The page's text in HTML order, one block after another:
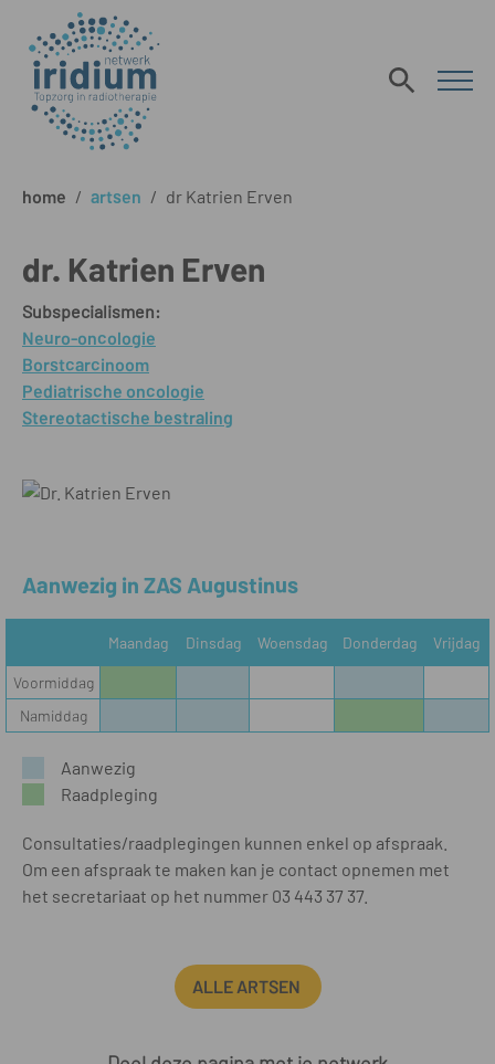
home / artsen / dr Katrien Erven
dr. Katrien Erven
Subspecialismen:
Neuro-oncologie
Borstcarcinoom
Pediatrische oncologie
Stereotactische bestraling
Aanwezig in ZAS Augustinus
Maandag Dinsdag Woensdag Donderdag Vrijdag
Voormiddag
Namiddag
Aanwezig
Raadpleging
Consultaties/raadplegingen kunnen enkel op afspraak.
Om een afspraak te maken kan je contact opnemen met
het secretariaat op het nummer 03 443 37 37.
ALLE ARTSEN